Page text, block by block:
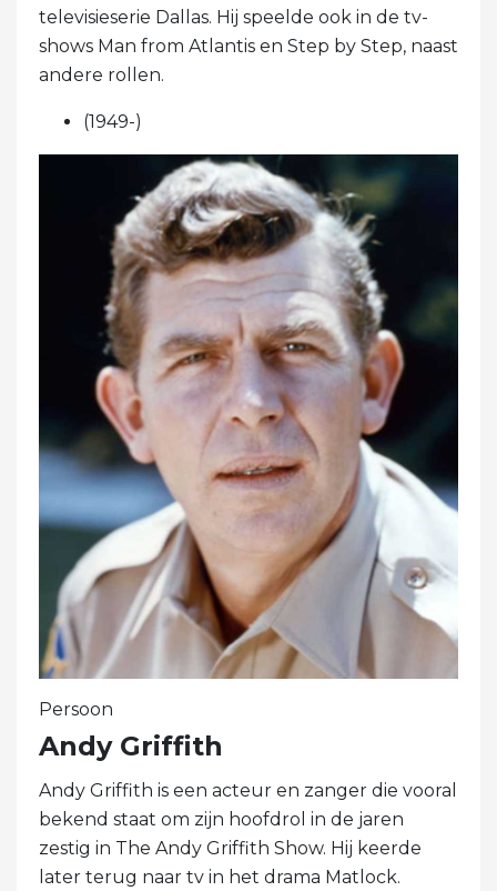
televisieserie Dallas. Hij speelde ook in de tv-
shows Man from Atlantis en Step by Step, naast
andere rollen.
(1949-)
Persoon
Andy Griffith
Andy Griffith is een acteur en zanger die vooral
bekend staat om zijn hoofdrol in de jaren
zestig in The Andy Griffith Show. Hij keerde
later terug naar tv in het drama Matlock.